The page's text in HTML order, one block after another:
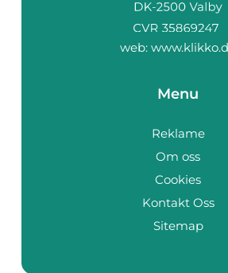
web:
Menu
Reklame
Om oss
Cookies
Kontakt Oss
Sitemap